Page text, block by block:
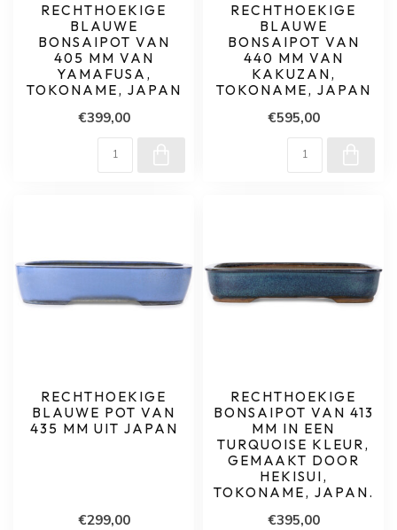
RECHTHOEKIGE
BLAUWE
BONSAIPOT VAN
405 MM VAN
YAMAFUSA,
TOKONAME, JAPAN
€399,00
RECHTHOEKIGE
BLAUWE
BONSAIPOT VAN
440 MM VAN
KAKUZAN,
TOKONAME, JAPAN
€595,00
RECHTHOEKIGE
BLAUWE POT VAN
435 MM UIT JAPAN
€299,00
RECHTHOEKIGE
BONSAIPOT VAN 413
MM IN EEN
TURQUOISE KLEUR,
GEMAAKT DOOR
HEKISUI,
TOKONAME, JAPAN.
€395,00